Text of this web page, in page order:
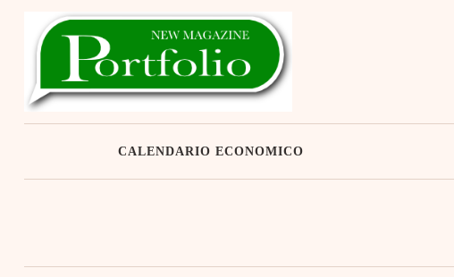
CALENDARIO ECONOMICO